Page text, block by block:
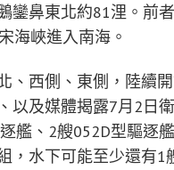
鑾鼻東北約81浬。前
海峽進入南海。
、西側、東側，陸續
以及媒體揭露7月2日
艦、2艘052D型驅逐
，水下可能至少還有